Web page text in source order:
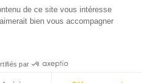
Alpes-Côte d'Azur.
de ce site vous intéresse
bien vous accompagner
par